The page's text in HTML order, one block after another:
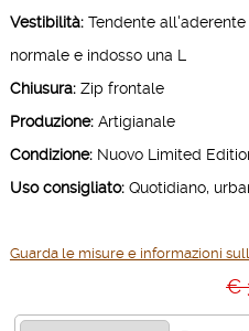
Vestibilità:Tendente all'aderente
normale e indosso una L
Chiusura:Zip frontale
Produzione:Artigianale
Condizione:Nuovo Limited
Uso consigliato:Quotidiano,
Guarda le misure e informazioni
€